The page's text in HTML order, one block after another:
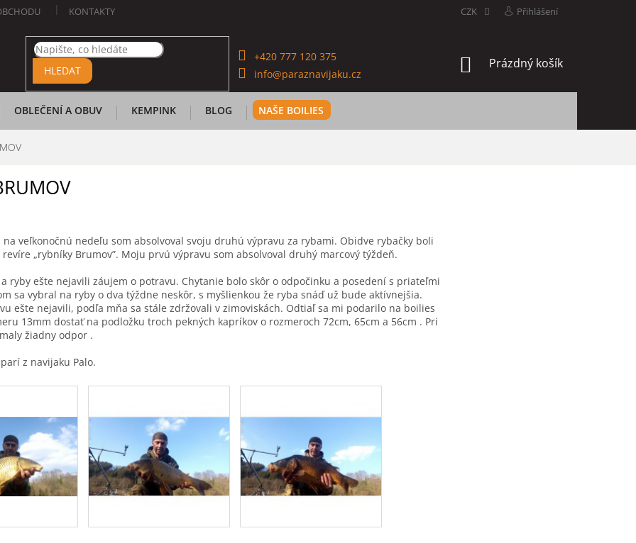
KONTAKTY CZK Přihlášení
HLEDAT
+420 777 120 375
info@paraznavijaku.cz
NÁKUPNÍ
Prázdný košík
OBLEČENÍ A OBUV KEMPINK BLOG NAŠE BOILIES
veľkonočnú nedeľu som absolvoval svoju druhú výpravu za rybami. Obidve rybačky boli
„rybníky Brumov”. Moju prvú výpravu som absolvoval druhý marcový týždeň.
ryby ešte nejavili záujem o potravu. Chytanie bolo skôr o odpočinku a posedení s priateľmi
sa vybral na ryby o dva týždne neskôr, s myšlienkou že ryba snáď už bude aktívnejšia.
ešte nejavili, podľa mňa sa stále zdržovali v zimoviskách. Odtiaľ sa mi podarilo na boilies
13mm dostať na podložku troch pekných kapríkov o rozmeroch 72cm, 65cm a 56cm . Pri
žiadny odpor .
z navijaku Palo.